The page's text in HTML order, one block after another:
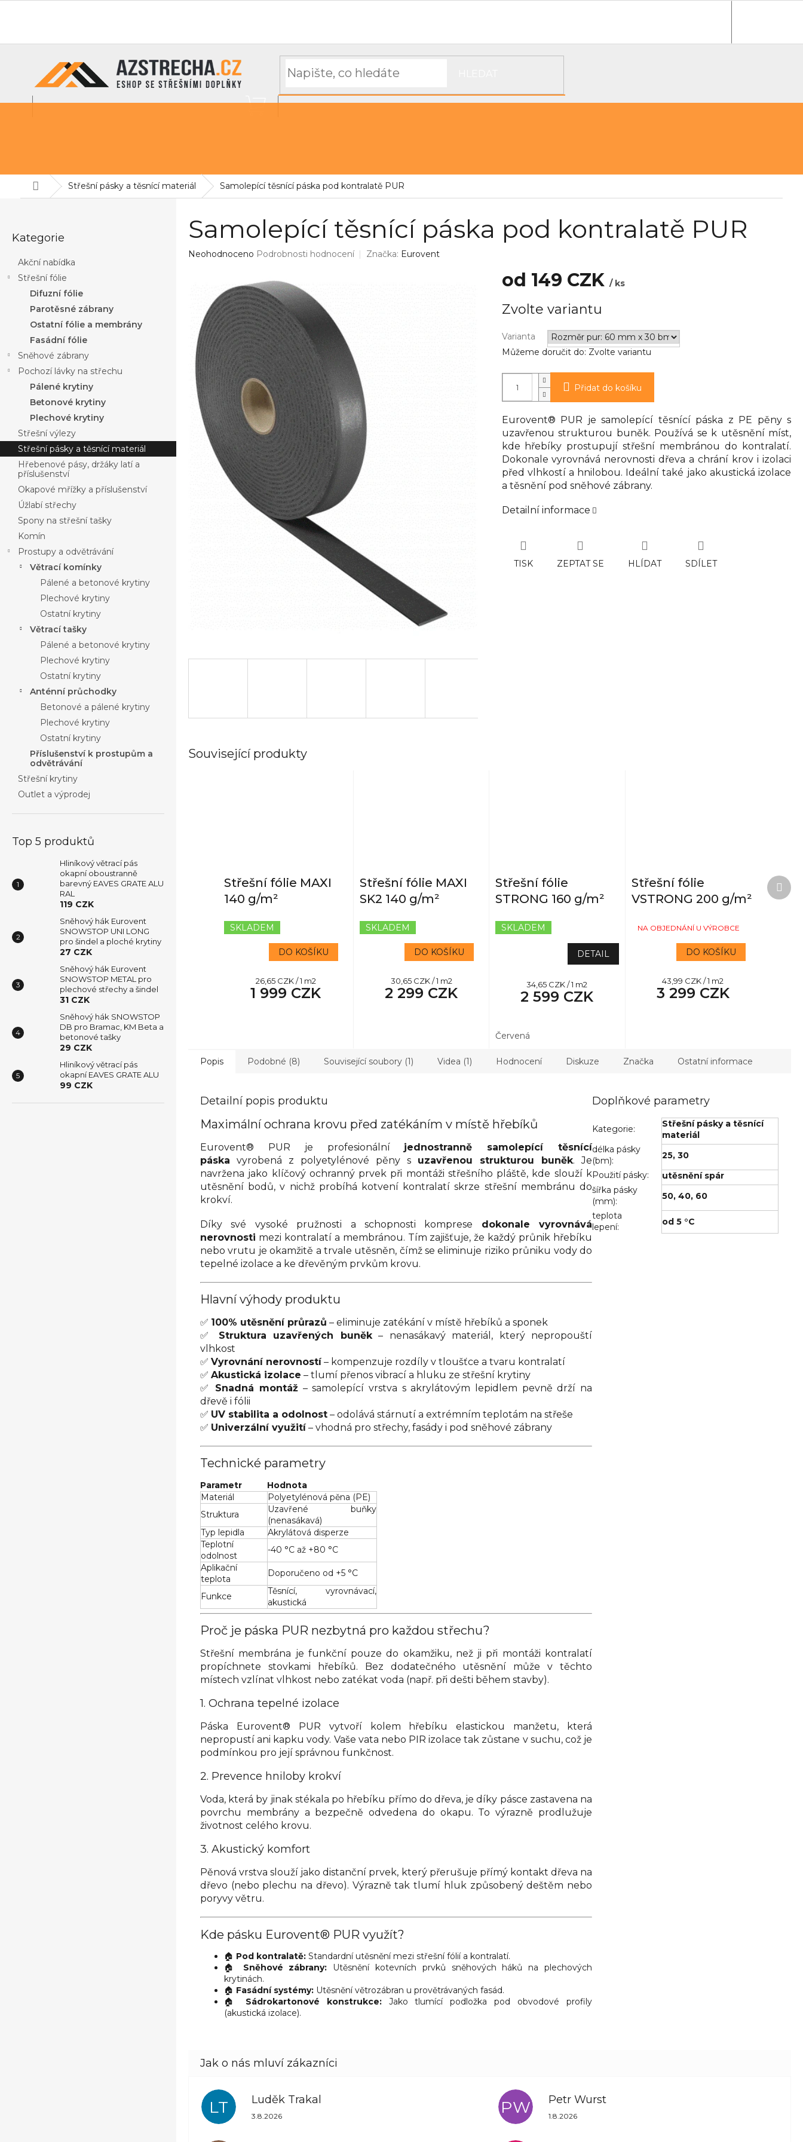
NÁKUPNÍ
DomůStřešní pásky a těsnící materiál Samolepící těsnící páska pod kontralatě PUR
kategorie
Kategorie
Akční nabídka
Střešní fólie
Difuzní fólie
Parotěsné zábrany
Ostatní fólie a membrány
Fasádní fólie
Sněhové zábrany
Pochozí lávky na střechu
Pálené krytiny
Betonové krytiny
Plechové krytiny
Střešní výlezy
Střešní pásky a těsnící materiál
Hřebenové pásy, držáky latí a
příslušenství
Okapové mřížky a příslušenství
Úžlabí střechy
Spony na střešní tašky
Komín
Prostupy a odvětrávání
Větrací komínky
Pálené a betonové krytiny
Plechové krytiny
Ostatní krytiny
Větrací tašky
Pálené a betonové krytiny
Plechové krytiny
Ostatní krytiny
Anténní průchodky
Betonové a pálené krytiny
Plechové krytiny
Ostatní krytiny
Příslušenství k prostupům a
odvětrávání
Střešní krytiny
Outlet a výprodej
Top 5 produktů
Hliníkový větrací pás
okapní oboustranně
barevný EAVES GRATE ALU
RAL
119 CZK
Sněhový hák Eurovent
SNOWSTOP UNI LONG
pro šindel a ploché krytiny
27 CZK
Sněhový hák Eurovent
SNOWSTOP METAL pro
plechové střechy a šindel
31 CZK
Sněhový hák SNOWSTOP
DB pro Bramac, KM Beta a
betonové tašky
29 CZK
Hliníkový větrací pás
okapní EAVES GRATE ALU
99 CZK
Samolepící těsnící páska pod kontralatě PUR
Průměrné
hvězdiček.
Neohodnoceno Podrobnosti hodnocení Značka: Eurovent
od 149 CZK / ks
cena:
Zvolte variantu
Varianta
Můžeme doručit do: Zvolte variantu
Přidat do košíku
Eurovent® PUR je samolepící těsnící páska z PE pěny s
uzavřenou strukturou buněk. Používá se k utěsnění míst,
kde hřebíky prostupují střešní membránou do kontralatí.
Dokonale vyrovnává nerovnosti dřeva a chrání krov i izolaci
před vlhkostí a hnilobou. Ideální také jako akustická izolace
a těsnění pod sněhové zábrany.
Detailní informace
TISK ZEPTAT SE HLÍDAT SDÍLET
Související produkty
Střešní fólie MAXI
140 g/m²
SKLADEM
1 999 CZK
Měrná
cena:
26,65 CZK / 1 m2
DO KOŠÍKU
Střešní fólie MAXI
SK2 140 g/m²
hodnocení
produktu
je
z
5
SKLADEM
2 299 CZK
Měrná
cena:
30,65 CZK / 1 m2
DO KOŠÍKU
Střešní fólie
STRONG 160 g/m²
hodnocení
produktu
z
5
SKLADEM
2 599 CZK
Měrná
cena:
34,65 CZK / 1 m2
DETAIL
Červená
Střešní fólie
VSTRONG 200 g/m²
NA OBJEDNÁNÍ U VÝROBCE
3 299 CZK
Měrná
cena:
43,99 CZK / 1 m2
DO KOŠÍKU
Další
Popis Podobné (8) Související soubory (1) Videa (1) Hodnocení Diskuze Značka Ostatní informace
Detailní popis produktu
Maximální ochrana krovu před zatékáním v místě hřebíků
Eurovent® PUR je profesionální
jednostranně samolepící těsnící
páska
vyrobená z polyetylénové pěny s uzavřenou strukturou buněk. Je
navržena jako klíčový ochranný prvek při montáži střešního pláště, kde slouží k
utěsnění bodů, v nichž probíhá kotvení kontralatí skrze střešní membránu do
krokví.
Díky své vysoké pružnosti a schopnosti komprese
dokonale vyrovnává
nerovnosti mezi kontralatí a membránou. Tím zajišťuje, že každý průnik hřebíku
nebo vrutu je okamžitě a trvale utěsněn, čímž se eliminuje riziko průniku vody do
tepelné izolace a ke dřevěným prvkům krovu.
Hlavní výhody produktu
✅ 100% utěsnění průrazů – eliminuje zatékání v místě hřebíků a sponek
✅
Struktura uzavřených buněk – nenasákavý materiál, který nepropouští
vlhkost
✅ Vyrovnání nerovností – kompenzuje rozdíly v tloušťce a tvaru kontralatí
✅ Akustická izolace – tlumí přenos vibrací a hluku ze střešní krytiny
✅
Snadná montáž – samolepící vrstva s akrylátovým lepidlem pevně drží na
dřevě i fólii
✅ UV stabilita a odolnost – odolává stárnutí a extrémním teplotám na střeše
✅ Univerzální využití – vhodná pro střechy, fasády i pod sněhové zábrany
Technické parametry
Parametr
Hodnota
Materiál
Polyetylénová pěna (PE)
Struktura
Uzavřené buňky
(nenasákavá)
Typ lepidla
Akrylátová disperze
Teplotní
odolnost
-40 °C až +80 °C
Aplikační
teplota
Doporučeno od +5 °C
Funkce
Těsnící, vyrovnávací,
akustická
Proč je páska PUR nezbytná pro každou střechu?
Střešní membrána je funkční pouze do okamžiku, než ji při montáži kontralatí
propíchnete stovkami hřebíků. Bez dodatečného utěsnění může v těchto
místech vzlínat vlhkost nebo zatékat voda (např. při dešti během stavby).
1. Ochrana tepelné izolace
Páska Eurovent® PUR vytvoří kolem hřebíku elastickou manžetu, která
nepropustí ani kapku vody. Vaše vata nebo PIR izolace tak zůstane v suchu, což je
podmínkou pro její správnou funkčnost.
2. Prevence hniloby krokví
Voda, která by jinak stékala po hřebíku přímo do dřeva, je díky pásce zastavena na
povrchu membrány a bezpečně odvedena do okapu. To výrazně prodlužuje
životnost celého krovu.
3. Akustický komfort
Pěnová vrstva slouží jako distanční prvek, který přerušuje přímý kontakt dřeva na
dřevo (nebo plechu na dřevo). Výrazně tak tlumí hluk způsobený deštěm nebo
poryvy větru.
Kde pásku Eurovent® PUR využít?
🏠 Pod kontralatě: Standardní utěsnění mezi střešní fólií a kontralatí.
🏠
Sněhové zábrany:
Utěsnění kotevních prvků sněhových háků na plechových
krytinách.
🏠 Fasádní systémy: Utěsnění větrozábran u provětrávaných fasád.
🏠
Sádrokartonové konstrukce:
Jako tlumící podložka pod obvodové profily
(akustická izolace).
Doplňkové parametry
Kategorie:
Střešní pásky a těsnící
materiál
délka pásky
(bm):
25, 30
Použití pásky:
utěsnění spár
šířka pásky
(mm): 50,40, 60
teplota
lepení: od 5 °C
LT Luděk Trakal
Hodnocení obchodu je 5 z 5 hvězdiček.
3.8.2026 PW Petr Wurst
Hodnocení obchodu je 5 z 5 hvězdiček.
1.8.2026